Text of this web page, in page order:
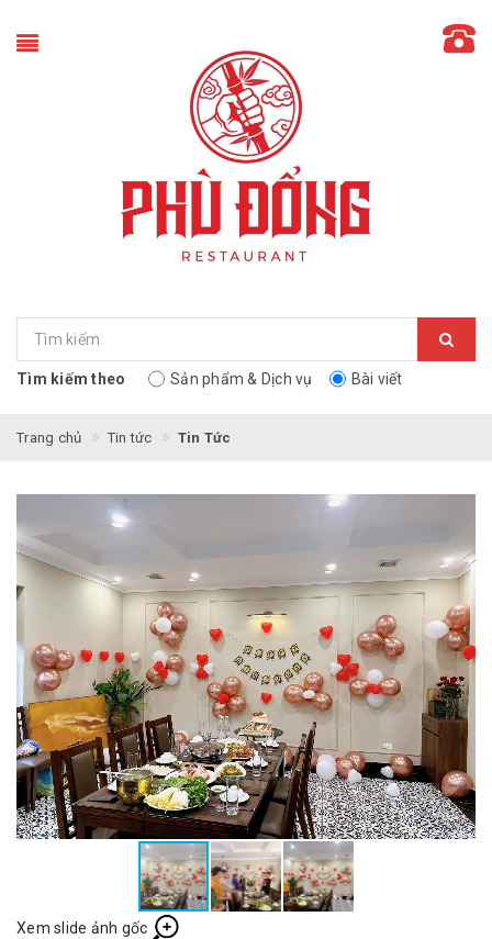
Tìm kiếm theo Sản phẩm & Dịch vụ Bài viết
Trang chủ Tin tức Tin Tức
Xem slide ảnh gốc